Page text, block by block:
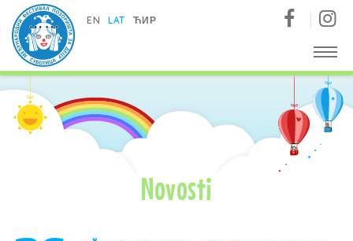
EN LAT ЋИР
Novosti